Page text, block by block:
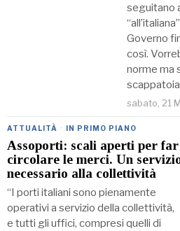
seguitano
Governo
così.
norme ma
sabato, 21
ATTUALITÀ · IN PRIMO PIANO
Assoporti: scali aperti per far
circolare le merci. Un
necessario alla collettività
“I porti italiani sono pienamente
operativi a servizio della collettività,
e tutti gli uffici, compresi quelli di